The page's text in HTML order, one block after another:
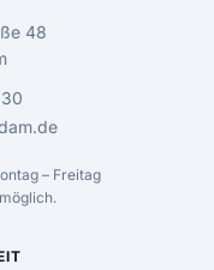
48
– Freitag